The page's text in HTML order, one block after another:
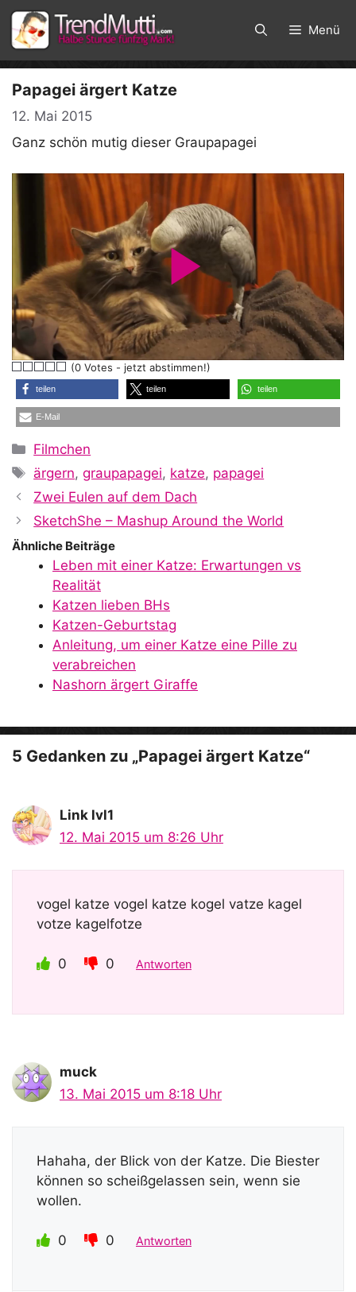
Zum
Inhalt
springen
Menü
Papagei ärgert Katze
12. Mai 2015
Ganz schön mutig dieser Graupapagei
P
l
a
y
V
i
d
e
o
(0 Votes - jetzt abstimmen!)
teilen teilen teilen
E-Mail
Kategorien
Filmchen
Schlagwörter
ärgern,graupapagei, katze, papagei
Zwei Eulen auf dem Dach
SketchShe – Mashup Around the World
Ähnliche Beiträge
Leben mit einer Katze: Erwartungen vs
Realität
Katzen lieben BHs
Katzen-Geburtstag
Anleitung, um einer Katze eine Pille zu
verabreichen
Nashorn ärgert Giraffe
5 Gedanken zu „Papagei ärgert Katze“
Link lvl1
12. Mai 2015 um 8:26 Uhr
vogel katze vogel katze kogel vatze kagel
votze kagelfotze
0 0 Antworten
muck
13. Mai 2015 um 8:18 Uhr
Hahaha, der Blick von der Katze. Die Biester
können so scheißgelassen sein, wenn sie
wollen.
0 0 Antworten